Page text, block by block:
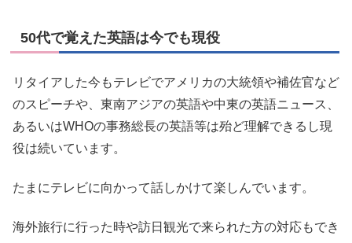
50代で覚えた英語は今でも現役
リタイアした今もテレビでアメリカの大統領や補佐官など
のスピーチや、東南アジアの英語や中東の英語ニュース、
あるいはWHOの事務総長の英語等は殆ど理解できるし現
役は続いています。
たまにテレビに向かって話しかけて楽しんでいます。
海外旅行に行った時や訪日観光で来られた方の対応もでき